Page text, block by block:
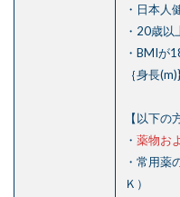
・日本人
・20歳以
・BMIが
｛身長
【以下の
・ 薬物お
・常用薬
Ｋ）